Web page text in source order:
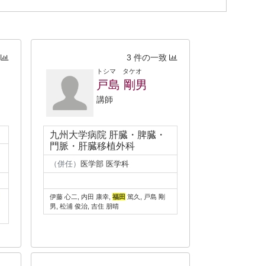
3 件の一致
トシマ タケオ
戸島 剛男
講師
九州大学病院 肝臓・脾臓・
門脈・肝臓移植外科
（併任） 医学部 医学科
伊藤 心二, 内田 康幸, 福田 篤久, 戸島 剛
男, 松浦 俊治, 吉住 朋晴